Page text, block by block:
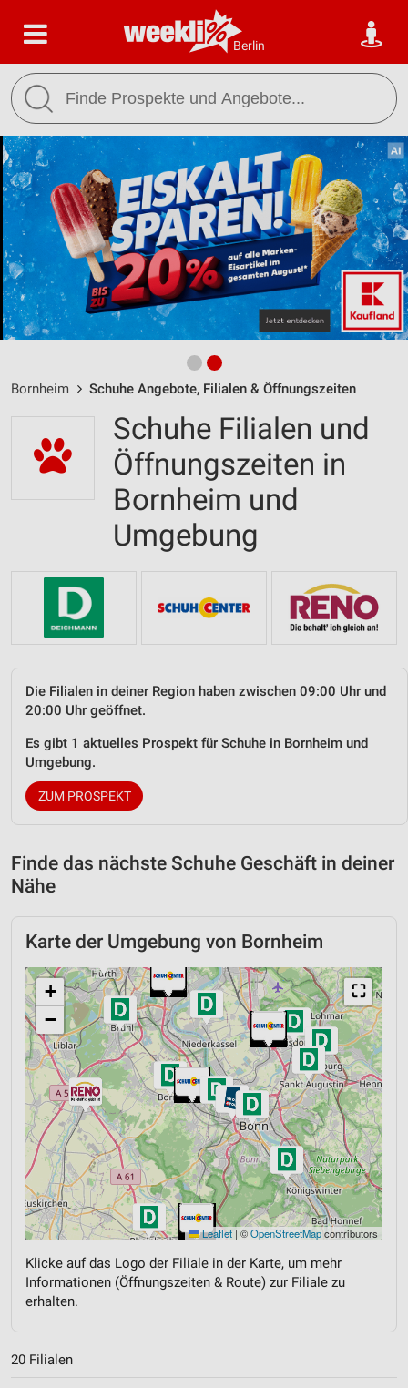
Berlin
Bornheim Schuhe Angebote, Filialen & Öffnungszeiten
Schuhe Filialen und
Öffnungszeiten in
Bornheim und
Umgebung
Die Filialen in deiner Region haben zwischen 09:00 Uhr und
20:00 Uhr geöffnet.
Es gibt 1 aktuelles Prospekt für Schuhe in Bornheim und
Umgebung.
ZUM PROSPEKT
Finde das nächste Schuhe Geschäft in deiner
Nähe
Karte der Umgebung von Bornheim
⛶
+
−
Leaflet | ©OpenStreetMapcontributors
Klicke auf das Logo der Filiale in der Karte, um mehr
Informationen (Öffnungszeiten & Route) zur Filiale zu
erhalten.
20 Filialen